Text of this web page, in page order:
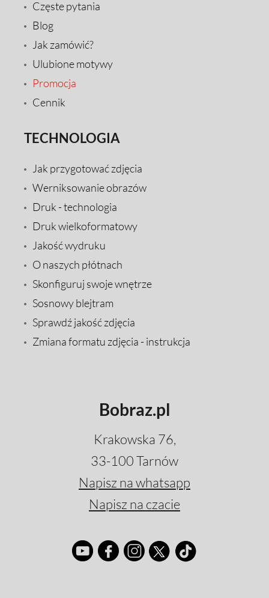
Częste pytania
Blog
Jak zamówić?
Ulubione motywy
Promocja
Cennik
TECHNOLOGIA
Jak przygotować zdjęcia
Werniksowanie obrazów
Druk - technologia
Druk wielkoformatowy
Jakość wydruku
O naszych płótnach
Skonfiguruj swoje wnętrze
Sosnowy blejtram
Sprawdź jakość zdjęcia
Zmiana formatu zdjęcia - instrukcja
Bobraz.pl
Krakowska 76,
33-100 Tarnów
Napisz na whatsapp
Napisz na czacie